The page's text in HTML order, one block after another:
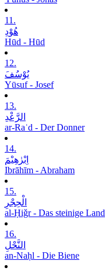
11.
ھُوْدِ
Hūd - Hūd
12.
یُوْسُفَ
Yūsuf - Josef
13.
الرَّعْدِ
ar-Raʿd - Der Donner
14.
اِبْرٰھِیْمَ
Ibrāhīm - Abraham
15.
الْحِجْرِ
al-Ḥiǧr - Das steinige Land
16.
النَّحْلِ
an-Naḥl - Die Biene